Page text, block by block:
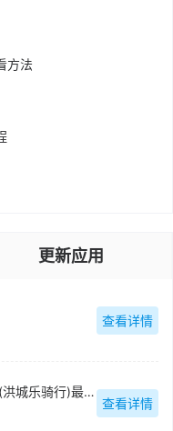
方法
更新应用
查看详情
南昌公共自行车客户端(洪城乐骑行)最新版
查看详情